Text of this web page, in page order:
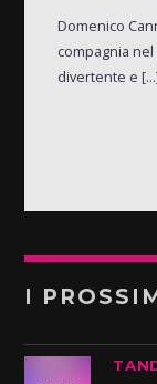
Domenico
compagnia
divertente e
I